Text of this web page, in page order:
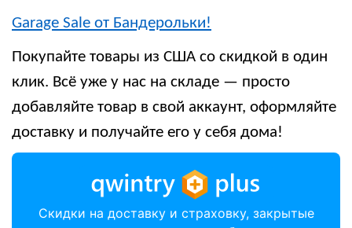
Garage Sale от Бандерольки!
Покупайте товары из США со скидкой в один
клик. Всё уже у нас на складе — просто
добавляйте товар в свой аккаунт, оформляйте
доставку и получайте его у себя дома!
Скидки на доставку и страховку, закрытые